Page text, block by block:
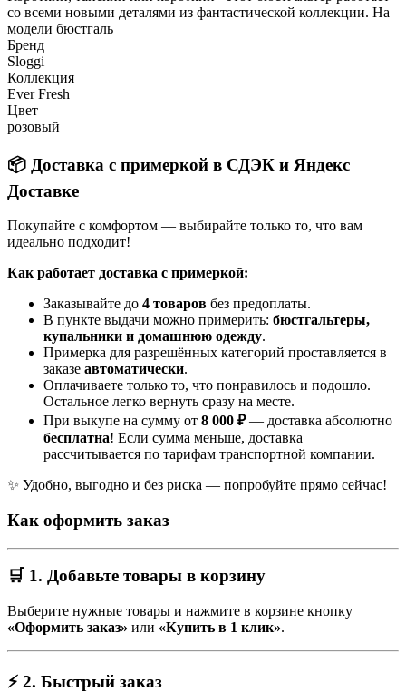
со всеми новыми деталями из фантастической коллекции. На
модели бюстгаль
Бренд
Sloggi
Коллекция
Ever Fresh
Цвет
розовый
📦 Доставка с примеркой в СДЭК и Яндекс
Доставке
Покупайте с комфортом — выбирайте только то, что вам
идеально подходит!
Как работает доставка с примеркой:
Заказывайте до 4 товаров без предоплаты.
В пункте выдачи можно примерить: бюстгальтеры,
купальники и домашнюю одежду.
Примерка для разрешённых категорий проставляется в
заказе автоматически.
Оплачиваете только то, что понравилось и подошло.
Остальное легко вернуть сразу на месте.
При выкупе на сумму от 8 000 ₽— доставка абсолютно
бесплатна! Если сумма меньше, доставка
рассчитывается по тарифам транспортной компании.
✨ Удобно, выгодно и без риска — попробуйте прямо сейчас!
Как оформить заказ
🛒 1. Добавьте товары в корзину
Выберите нужные товары и нажмите в корзине кнопку
«Оформить заказ» или «Купить в 1 клик».
⚡ 2. Быстрый заказ